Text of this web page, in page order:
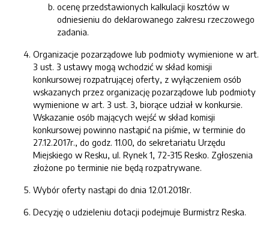
ocenę przedstawionych kalkulacji kosztów w
odniesieniu do deklarowanego zakresu rzeczowego
zadania.
Organizacje pozarządowe lub podmioty wymienione w art.
3 ust. 3 ustawy mogą wchodzić w skład komisji
konkursowej rozpatrującej oferty, z wyłączeniem osób
wskazanych przez organizację pozarządowe lub podmioty
wymienione w art. 3 ust. 3, biorące udział w konkursie.
Wskazanie osób mających wejść w skład komisji
konkursowej powinno nastąpić na piśmie, w terminie do
27.12.2017r., do godz. 11.00, do sekretariatu Urzędu
Miejskiego w Resku, ul. Rynek 1, 72-315 Resko. Zgłoszenia
złożone po terminie nie będą rozpatrywane.
Wybór oferty nastąpi do dnia 12.01.2018r.
Decyzję o udzieleniu dotacji podejmuje Burmistrz Reska.